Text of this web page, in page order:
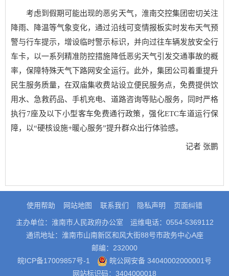
考虑到假期可能出现的恶劣天气，淮南交控集团密切关注
降雨、降温等气象变化，通过沿线可变情报板实时发布天气预
警与行车提示，增设临时警示标识，并向过往车辆发放安全行
车卡，以一系列精准防控措施降低恶劣天气引发交通事故的概
率，保障特殊天气下路网安全运行。此外，集团公司着重提升
民生服务质量，在双庙集收费站设立便民服务点，免费提供饮
用水、急救药品、手机充电、道路咨询等贴心服务，同时严格
执行7座及以下小型客车免费通行政策，强化ETC车道运行保
障，以“硬核设施+暖心服务”提升群众出行体验感。
记者 张鹏
使用帮助 网站地图 联系我们 隐私声明 页面纠错
主办单位：淮南市人民政府办公室
运维电话：0554-5369112
通讯地址：淮南市山南新区和风大街88号市政务中心A座
邮编：232000
皖ICP备17009857号-1
皖公网安备 34040002000001号
网站标识码：3404000018